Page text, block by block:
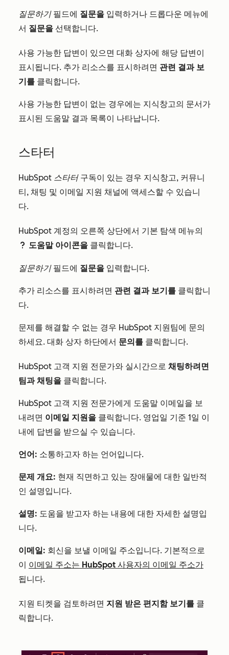
질문하기필드에 질문을 입력하거나 드롭다운 메뉴에
서 질문을 선택합니다.
사용 가능한 답변이 있으면 대화 상자에 해당 답변이
표시됩니다. 추가 리소스를 표시하려면 관련 결과 보
기를 클릭합니다.
사용 가능한 답변이 없는 경우에는 지식창고의 문서가
표시된 도움말 결과 목록이 나타납니다.
스타터
HubSpot 스타터구독이 있는 경우 지식창고, 커뮤니
티, 채팅 및 이메일 지원 채널에 액세스할 수 있습니
다.
HubSpot 계정의 오른쪽 상단에서 기본 탐색 메뉴의
question 도움말 아이콘을 클릭합니다.
질문하기필드에 질문을 입력합니다.
추가 리소스를 표시하려면 관련 결과 보기를 클릭합니
다.
문제를 해결할 수 없는 경우 HubSpot 지원팀에 문의
하세요. 대화 상자 하단에서 문의를 클릭합니다.
HubSpot 고객 지원 전문가와 실시간으로 채팅하려면
팀과 채팅을 클릭합니다.
HubSpot 고객 지원 전문가에게 도움말 이메일을 보
내려면 이메일 지원을 클릭합니다. 영업일 기준 1일 이
내에 답변을 받으실 수 있습니다.
언어: 소통하고자 하는 언어입니다.
문제 개요: 현재 직면하고 있는 장애물에 대한 일반적
인 설명입니다.
설명: 도움을 받고자 하는 내용에 대한 자세한 설명입
니다.
이메일: 회신을 보낼 이메일 주소입니다. 기본적으로
이 이메일 주소는 HubSpot 사용자의 이메일 주소가
됩니다.
지원 티켓을 검토하려면 지원 받은 편지함 보기를 클
릭합니다.